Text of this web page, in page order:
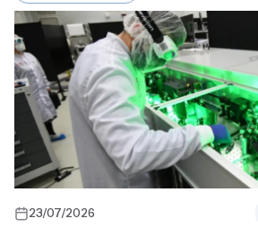
23/07/2026